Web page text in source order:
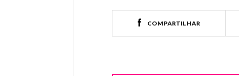
COMPARTILHAR